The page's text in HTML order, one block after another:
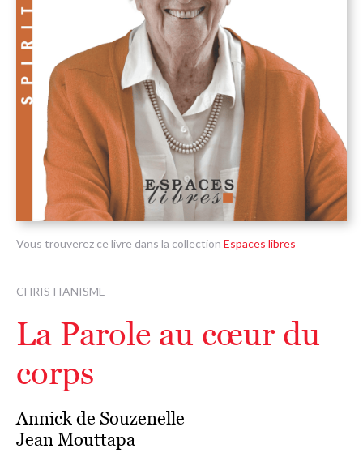
Vous trouverez ce livre dans la collection Espaces libres
CHRISTIANISME
La Parole au cœur du
corps
Annick de Souzenelle
Jean Mouttapa